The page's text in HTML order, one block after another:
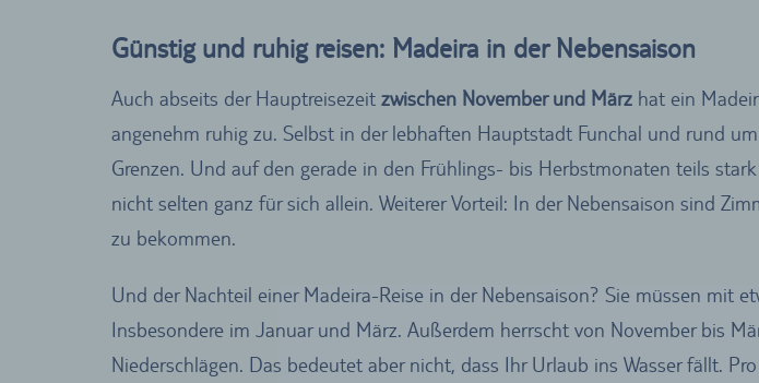
Günstig und ruhig reisen: Madeira in der Nebensaison
Auch abseits der Hauptreisezeit zwischen November und März hat ein
angenehm ruhig zu. Selbst in der lebhaften Hauptstadt Funchal und rund
Grenzen. Und auf den gerade in den Frühlings- bis Herbstmonaten teils
nicht selten ganz für sich allein. Weiterer Vorteil: In der Nebensaison sind
zu bekommen.
Und der Nachteil einer Madeira-Reise in der Nebensaison? Sie müssen mit
Insbesondere im Januar und März. Außerdem herrscht von November bis
Niederschlägen. Das bedeutet aber nicht, dass Ihr Urlaub ins Wasser fällt.